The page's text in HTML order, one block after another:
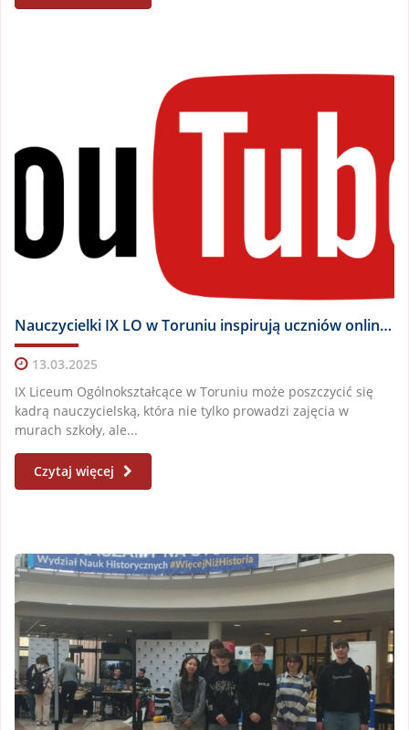
Nauczycielki IX LO w Toruniu inspirują uczniów online i offline
13.03.2025
IX Liceum Ogólnokształcące w Toruniu może poszczycić się
kadrą nauczycielską, która nie tylko prowadzi zajęcia w
murach szkoły, ale...
Czytaj więcej